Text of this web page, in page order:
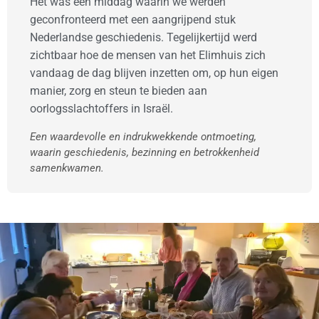
geconfronteerd met een aangrijpend stuk
Nederlandse geschiedenis. Tegelijkertijd werd
zichtbaar hoe de mensen van het Elimhuis zich
vandaag de dag blijven inzetten om, op hun eigen
manier, zorg en steun te bieden aan
oorlogsslachtoffers in Israël.
Een waardevolle en indrukwekkende ontmoeting,
waarin geschiedenis, bezinning en betrokkenheid
samenkwamen.